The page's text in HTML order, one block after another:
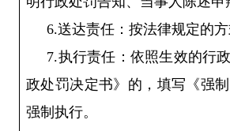
6.送达责任：按法律规定的
7.执行责任：依照生效的行
政处罚决定书》的，填写《强
强制执行。